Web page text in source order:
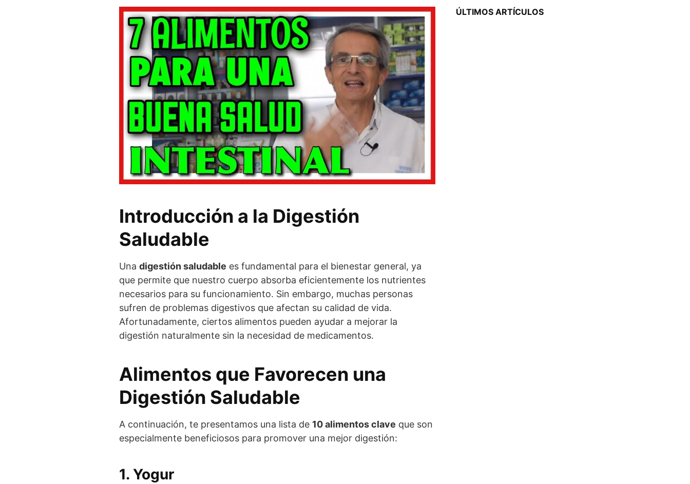
Introducción a la Digestión
Saludable
Una digestión saludable es fundamental para el bienestar general, ya
que permite que nuestro cuerpo absorba eficientemente los nutrientes
necesarios para su funcionamiento. Sin embargo, muchas personas
sufren de problemas digestivos que afectan su calidad de vida.
Afortunadamente, ciertos alimentos pueden ayudar a mejorar la
digestión naturalmente sin la necesidad de medicamentos.
Alimentos que Favorecen una
Digestión Saludable
A continuación, te presentamos una lista de 10 alimentos clave que son
especialmente beneficiosos para promover una mejor digestión:
1. Yogur
ÚLTIMOS ARTÍCULOS